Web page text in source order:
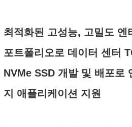
최적화된 고성능, 고밀도 엔
포트폴리오로 데이터 센터
NVMe SSD 개발 및 배포로
지 애플리케이션 지원